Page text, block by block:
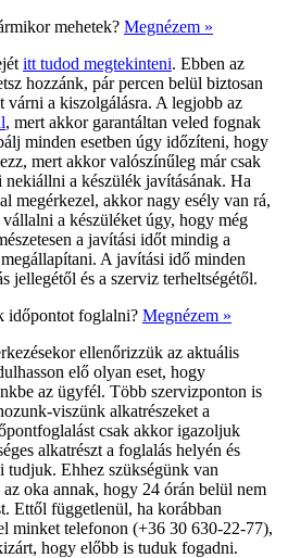
mehetek? Megnézem »
itt tudod megtekinteni. Ebben az
hozzánk, pár percen belül biztosan
várni a kiszolgálásra. A legjobb az
, mert akkor garantáltan veled fognak
minden esetben úgy időzíteni, hogy
mert akkor valószínűleg már csak
a készülék javításának. Ha
megérkezel, akkor nagy esély van rá,
a készüléket úgy, hogy még
a javítási időt mindig a
A javítási idő minden
jellegétől és a szerviz terheltségétől.
időpontot foglalni? Megnézem »
ellenőrizzük az aktuális
elő olyan eset, hogy
az ügyfél. Több szervizponton is
viszünk alkatrészeket a
csak akkor igazoljuk
alkatrészt a foglalás helyén és
tudjuk. Ehhez szükségünk van
oka annak, hogy 24 órán belül nem
Ettől függetlenül, ha korábban
minket telefonon (+36 30 630-22-77),
hogy előbb is tuduk fogadni.